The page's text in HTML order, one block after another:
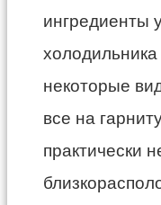
ингредиенты
некоторые
все на
практически